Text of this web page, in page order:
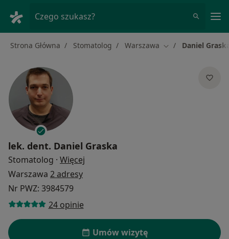
Czego szukasz?
Strona Główna Stomatolog Warszawa Zmień miasto
Daniel
lek. dent. Daniel Graska
Stomatolog · Więcej
Warszawa 2 adresy
Nr PWZ: 3984579
24 opinie
Umów wizytę